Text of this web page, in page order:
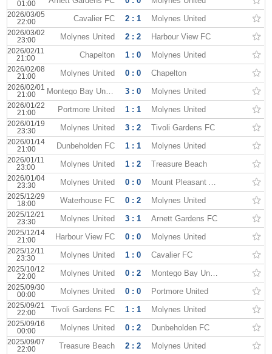
01:00
2026/03/05
22:00
Cavalier FC 2 : 1 Molynes United
2026/03/02
23:00
Molynes United 2 : 2 Harbour View FC
2026/02/11
21:00
Chapelton 1 : 0 Molynes United
2026/02/08
21:00
Molynes United 0 : 0 Chapelton
2026/02/01
21:00
Montego Bay United 3 : 0 Molynes United
2026/01/22
21:00
Portmore United 1 : 1 Molynes United
2026/01/19
23:30
Molynes United 3 : 2 Tivoli Gardens FC
2026/01/14
21:00
Dunbeholden FC 1 : 1 Molynes United
2026/01/11
23:00
Molynes United 1 : 2 Treasure Beach
2026/01/04
23:30
Molynes United 0 : 0 Mount Pleasant Academy
2025/12/29
18:00
Waterhouse FC 0 : 2 Molynes United
2025/12/21
23:30
Molynes United 3 : 1 Arnett Gardens FC
2025/12/14
21:00
Harbour View FC 0 : 0 Molynes United
2025/12/11
23:30
Molynes United 1 : 0 Cavalier FC
2025/10/12
22:00
Molynes United 0 : 2 Montego Bay United
2025/09/30
00:00
Molynes United 0 : 0 Portmore United
2025/09/21
22:00
Tivoli Gardens FC 1 : 1 Molynes United
2025/09/16
00:00
Molynes United 0 : 2 Dunbeholden FC
2025/09/07
22:00
Treasure Beach 2 : 2 Molynes United